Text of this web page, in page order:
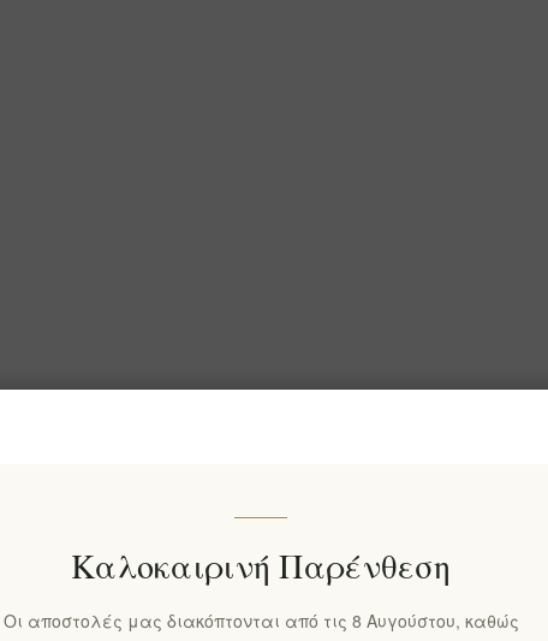
Καλοκαιρινή Παρένθεση
Οι αποστολές μας διακόπτονται από τις 8 Αυγούστου, καθώς